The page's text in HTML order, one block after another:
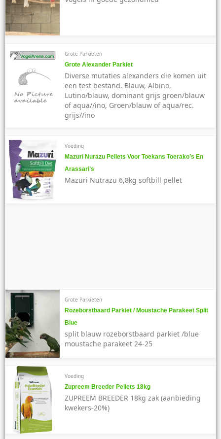
Grote Parkieten
Grote Alexander Parkiet
Diverse mutaties alexanders die komen uit
een test bestand. Blauw, Albino,
Lutino/blauw, dominant grijs groen/blauw
of aqua//ino, Groen/blauw of aqua/rec.
grijs//ino
Voeding
Mazuri Nurazu Pellets Voor Toekans Toerako’s En
Arassari’s
Mazuri Nutrazu 6,8kg softbill pellet
Grote Parkieten
Rozeborstbaard Parkiet / Moustache Parakeet Split
Blue
split blauw rozeborstbaard parkiet /blue
moustache parakeet 24-25
Voeding
Zupreem Breeder Pellets 18kg
ZUPREEM BREEDER 18kg zak (aanbieding
kwekers-20%)